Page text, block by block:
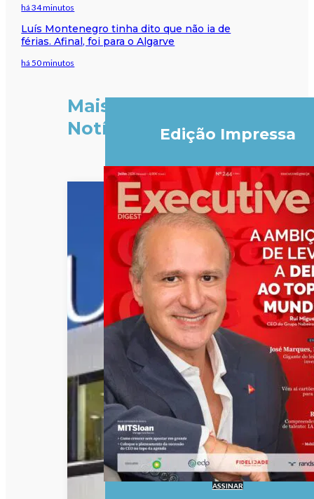
há 34 minutos
Luís Montenegro tinha dito que não ia de
férias. Afinal, foi para o Algarve
há 50 minutos
Mais
Notícias
Edição Impressa
ASSINAR